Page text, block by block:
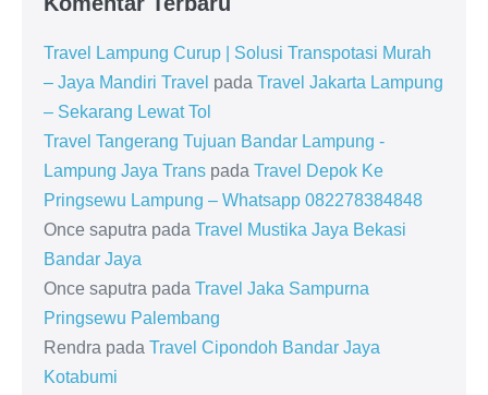
Travel Lampung Curup | Solusi Transpotasi Murah
– Jaya Mandiri Travel pada Travel Jakarta Lampung
– Sekarang Lewat Tol
Travel Tangerang Tujuan Bandar Lampung -
Lampung Jaya Trans pada Travel Depok Ke
Pringsewu Lampung – Whatsapp 082278384848
Once saputra pada Travel Mustika Jaya Bekasi
Bandar Jaya
Once saputra pada Travel Jaka Sampurna
Pringsewu Palembang
Rendra pada Travel Cipondoh Bandar Jaya
Kotabumi